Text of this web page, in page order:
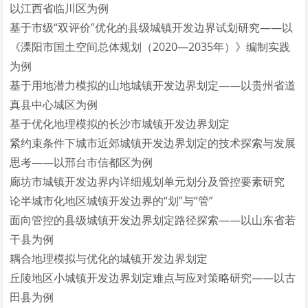
以江西省临川区为例
基于市级“双评价”优化的县级城镇开发边界试划研究——以
《溧阳市国土空间总体规划（2020—2035年）》编制实践
为例
基于用地潜力模拟的山地城镇开发边界划定——以贵州省道
真县中心城区为例
基于优化地理模拟的长沙市城镇开发边界划定
紧约束条件下城市近郊城镇开发边界划定的技术探索与发展
思考——以邢台市信都区为例
廊坊市城镇开发边界内详细规划单元划分及管控要素研究
论半城市化地区城镇开发边界的“划”与“管”
面向管控的县级城镇开发边界划定路径探索——以山东省若
干县为例
耦合地理模拟与优化的城镇开发边界划定
丘陵地区小城镇开发边界划定难点与应对策略研究——以古
田县为例